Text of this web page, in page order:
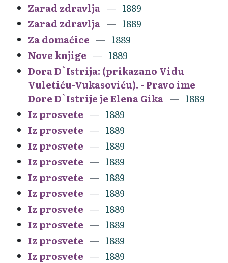
Zarad zdravlja
1889
Zarad zdravlja
1889
Za domaćice
1889
Nove knjige
1889
Dora D`Istrija: (prikazano Vidu
Vuletiću-Vukasoviću). - Pravo ime
Dore D`Istrije je Elena Gika
1889
Iz prosvete
1889
Iz prosvete
1889
Iz prosvete
1889
Iz prosvete
1889
Iz prosvete
1889
Iz prosvete
1889
Iz prosvete
1889
Iz prosvete
1889
Iz prosvete
1889
Iz prosvete
1889